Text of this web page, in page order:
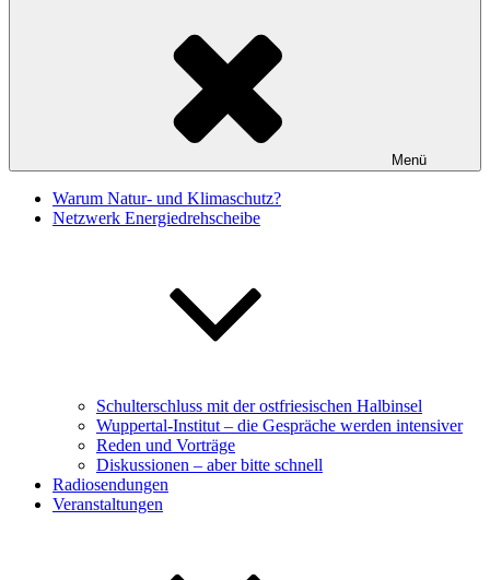
Menü
Warum Natur- und Klimaschutz?
Netzwerk Energiedrehscheibe
Schulterschluss mit der ostfriesischen Halbinsel
Wuppertal-Institut – die Gespräche werden intensiver
Reden und Vorträge
Diskussionen – aber bitte schnell
Radiosendungen
Veranstaltungen